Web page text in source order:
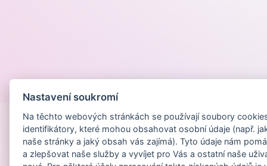
Nastavení soukromí
Na těchto webových stránkách se používají soubory
identifikátory, které mohou obsahovat osobní údaje (např.
naše stránky a jaký obsah vás zajímá). Tyto údaje nám
a zlepšovat naše služby a vyvíjet pro Vás a ostatní naše